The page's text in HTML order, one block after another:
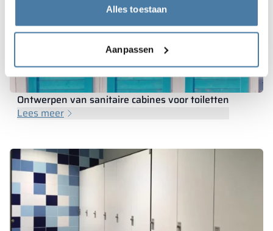
Alles toestaan
Aanpassen
Ontwerpen van sanitaire cabines voor toiletten
Lees meer